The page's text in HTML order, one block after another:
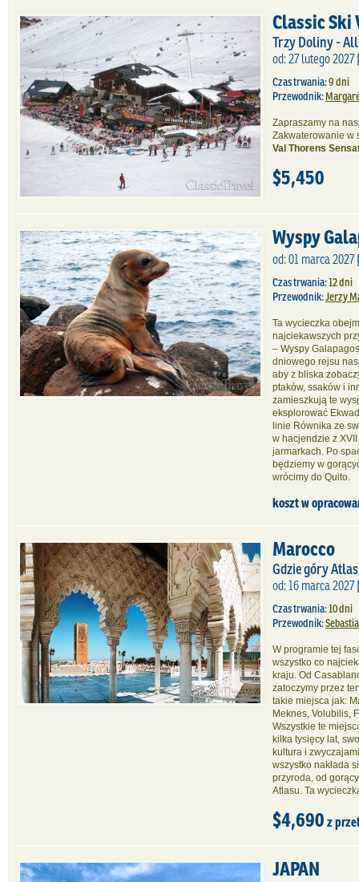
Classic Ski
Trzy Doliny -
od: 27 lutego 2027
Czas trwania:9 dni
Przewodnik:
Zapraszamy na
Zakwaterowanie w
Val Thorens
$5,450
Wyspy
od: 01 marca 2027
Czas trwania:12 dni
Przewodnik:Jerzy
Ta wycieczka
najciekawszych
– Wyspy
dniowego rejsu
aby z bliska
ptaków, ssaków i
zamieszkują te
eksplorować
linie Równika ze
w hacjendzie z
jarmarkach. Po
będziemy w
wrócimy do Quito.
koszt w
Marocco
Gdzie góry
od: 16 marca
Czas trwania:10 dni
Przewodnik:
W programie tej
wszystko co
kraju. Od
zatoczymy przez
takie miejsca jak:
Meknes, Volubilis,
Wszystkie te
kilka tysięcy lat,
kultura i
wszystko nakłada
przyroda, od
Atlasu. Ta
$4,690 z
JAPAN